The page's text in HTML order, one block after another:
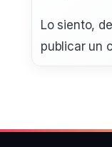
Lo siento,
publicar un